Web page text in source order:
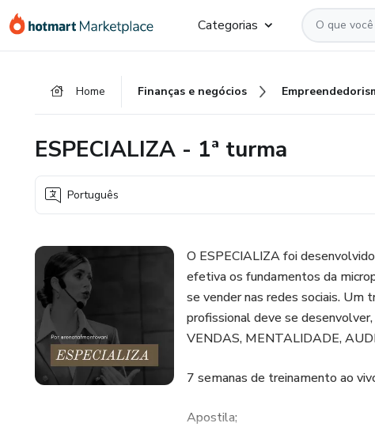
para
para
para
Categorias
Home Finanças e negócios
ESPECIALIZA - 1ª turma
Português
O ESPECIALIZA foi
efetiva os fundamentos da
se vender nas redes sociais. Um
profissional deve se
VENDAS, MENTALIDADE,
7 semanas de treinamento ao
Apostila;